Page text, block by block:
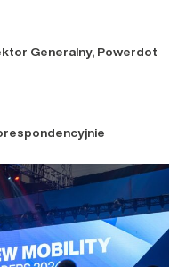
Generalny, Powerdot